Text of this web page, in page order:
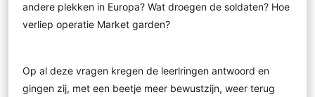
andere plekken in Europa? Wat droegen de soldaten? Hoe
verliep operatie Market garden?
Op al deze vragen kregen de leerlringen antwoord en
gingen zij, met een beetje meer bewustzijn, weer terug